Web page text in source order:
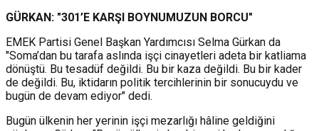
GÜRKAN: "301’E KARŞI BOYNUMUZUN BORCU"
EMEK Partisi Genel Başkan Yardımcısı Selma Gürkan da
"Soma’dan bu tarafa aslında işçi cinayetleri adeta bir katliama
dönüştü. Bu tesadüf değildi. Bu bir kaza değildi. Bu bir kader
de değildi. Bu, iktidarın politik tercihlerinin bir sonucuydu ve
bugün de devam ediyor" dedi.
Bugün ülkenin her yerinin işçi mezarlığı hâline geldiğini